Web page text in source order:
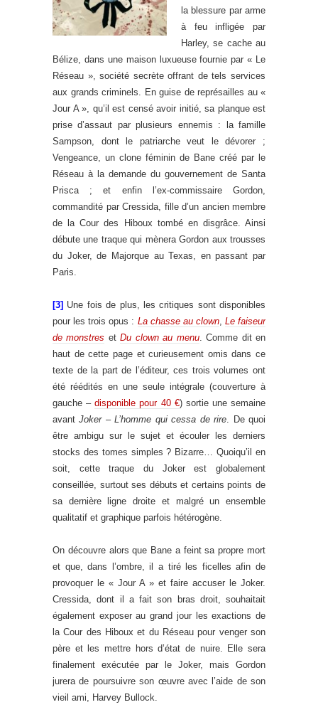
la blessure par arme
à feu infligée par
Harley, se cache au
Bélize, dans une maison luxueuse fournie par « Le
Réseau », société secrète offrant de tels services
aux grands criminels. En guise de représailles au «
Jour A », qu’il est censé avoir initié, sa planque est
prise d’assaut par plusieurs ennemis : la famille
Sampson, dont le patriarche veut le dévorer ;
Vengeance, un clone féminin de Bane créé par le
Réseau à la demande du gouvernement de Santa
Prisca ; et enfin l’ex-commissaire Gordon,
commandité par Cressida, fille d’un ancien membre
de la Cour des Hiboux tombé en disgrâce. Ainsi
débute une traque qui mènera Gordon aux trousses
du Joker, de Majorque au Texas, en passant par
Paris.
[3] Une fois de plus, les critiques sont disponibles
pour les trois opus : La chasse au clown, Le faiseur
de monstres etDu clown au menu. Comme dit en
haut de cette page et curieusement omis dans ce
texte de la part de l’éditeur, ces trois volumes ont
été réédités en une seule intégrale (couverture à
gauche –disponible pour 40 €) sortie une semaine
avantJoker – L’homme qui cessa de rire . De quoi
être ambigu sur le sujet et écouler les derniers
stocks des tomes simples ? Bizarre… Quoiqu’il en
soit, cette traque du Joker est globalement
conseillée, surtout ses débuts et certains points de
sa dernière ligne droite et malgré un ensemble
qualitatif et graphique parfois hétérogène.
On découvre alors que Bane a feint sa propre mort
et que, dans l’ombre, il a tiré les ficelles afin de
provoquer le « Jour A » et faire accuser le Joker.
Cressida, dont il a fait son bras droit, souhaitait
également exposer au grand jour les exactions de
la Cour des Hiboux et du Réseau pour venger son
père et les mettre hors d’état de nuire. Elle sera
finalement exécutée par le Joker, mais Gordon
jurera de poursuivre son œuvre avec l’aide de son
vieil ami, Harvey Bullock.